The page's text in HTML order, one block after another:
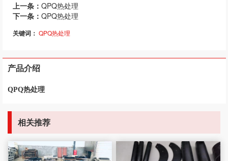
上一条： QPQ热处理
下一条： QPQ热处理
关键词： QPQ热处理
产品介绍
QPQ热处理
相关推荐